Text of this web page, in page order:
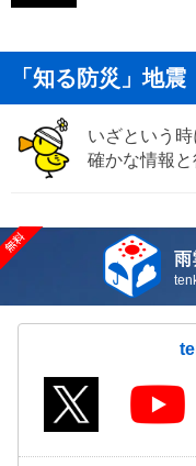
「知る防災」地震
いざという
確かな情報
雨